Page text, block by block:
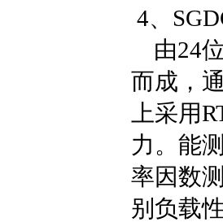
4、
由24
而成，
上采用
力。能
率因数
别负载